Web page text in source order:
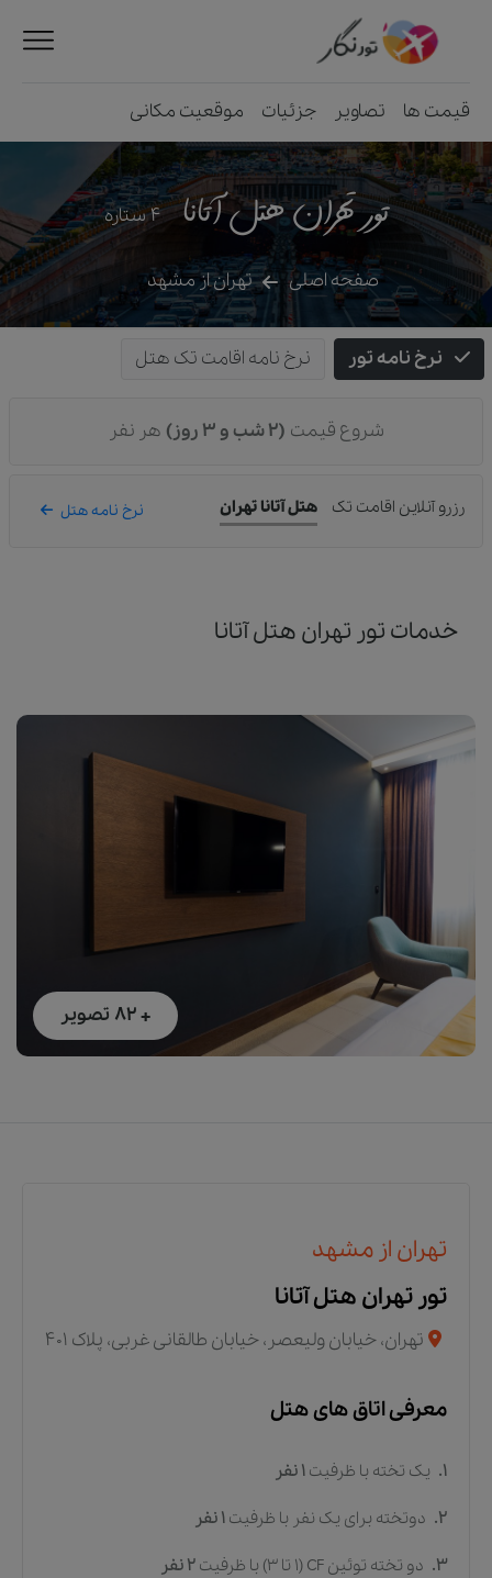
قیمت ها تصاویر جزئیات موقعیت مکانی
تور تهران هتل آتانا 4ستاره
صفحه اصلی تهران از مشهد
خدمات تور تهران هتل آتانا
+ 82 تصویر
نرخ نامه تور نرخ نامه اقامت تک هتل
شروع قیمت (2 شب و 3 روز) هر نفر
رزرو آنلاین اقامت تک هتل آتانا تهران نرخ نامه هتل
تهران از مشهد
تور تهران هتل آتانا
تهران، خیابان ولیعصر، خیابان طالقانی غربی، پلاک ۴۰۱
معرفی اتاق های هتل
1. یک تخته با ظرفیت 1 نفر
2. دوتخته برای یک نفر با ظرفیت 1 نفر
3. دو تخته توئین CF (۱ تا ۳) با ظرفیت 2 نفر